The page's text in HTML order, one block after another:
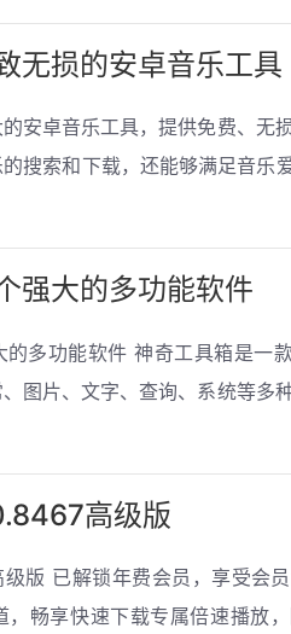
损的安卓音乐工具
安卓音乐工具，提供免费、无
搜索和下载，还能够满足音乐
乐的需求。简约无广告的软件工
强大的多功能软件
多功能软件 神奇工具箱是一
图片、文字、查询、系统等多
具，并且目前仍在不断更新中。
高级版
版 已解锁年费会员，享受会
畅享快速下载专属倍速播放